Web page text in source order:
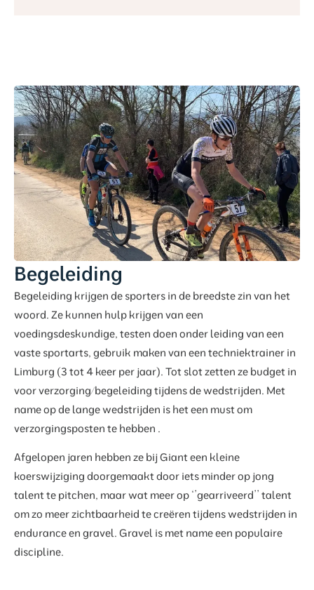
Begeleiding
Begeleiding krijgen de sporters in de breedste zin van het
woord. Ze kunnen hulp krijgen van een
voedingsdeskundige, testen doen onder leiding van een
vaste sportarts, gebruik maken van een techniektrainer in
Limburg (3 tot 4 keer per jaar). Tot slot zetten ze budget in
voor verzorging/begeleiding tijdens de wedstrijden. Met
name op de lange wedstrijden is het een must om
verzorgingsposten te hebben .
Afgelopen jaren hebben ze bij Giant een kleine
koerswijziging doorgemaakt door iets minder op jong
talent te pitchen, maar wat meer op ‘’gearriveerd’’ talent
om zo meer zichtbaarheid te creëren tijdens wedstrijden in
endurance en gravel. Gravel is met name een populaire
discipline.